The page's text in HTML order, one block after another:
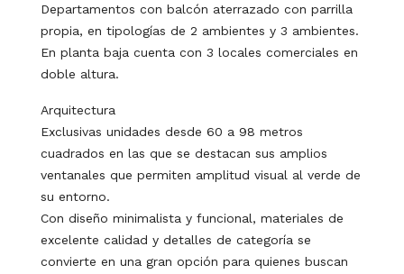
Departamentos con balcón aterrazado con parrilla
propia, en tipologías de 2 ambientes y 3 ambientes.
En planta baja cuenta con 3 locales comerciales en
doble altura.
Arquitectura
Exclusivas unidades desde 60 a 98 metros
cuadrados en las que se destacan sus amplios
ventanales que permiten amplitud visual al verde de
su entorno.
Con diseño minimalista y funcional, materiales de
excelente calidad y detalles de categoría se
convierte en una gran opción para quienes buscan